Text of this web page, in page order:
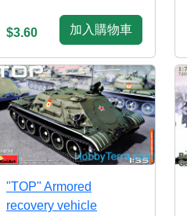
$3.60 加入購物車
"TOP" Armored
recovery vehicle